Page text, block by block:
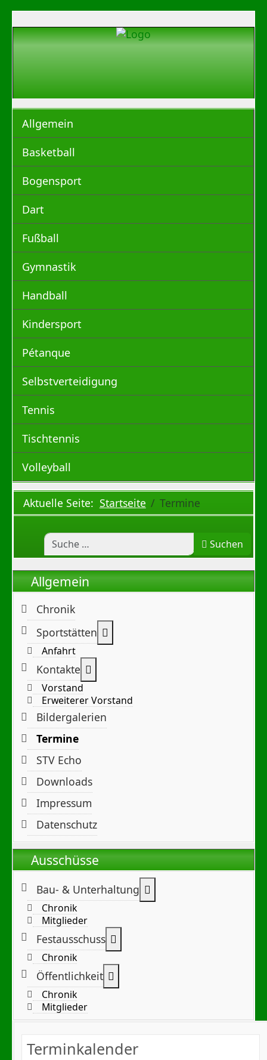
Allgemein
Basketball
Bogensport
Dart
Fußball
Gymnastik
Handball
Kindersport
Pétanque
Selbstverteidigung
Tennis
Tischtennis
Volleyball
Aktuelle Seite: Startseite Termine
Suchen
Allgemein
Chronik
Sportstätten
Anfahrt
Kontakte
Vorstand
Erweiterer Vorstand
Bildergalerien
Termine
STV Echo
Downloads
Impressum
Datenschutz
Ausschüsse
Bau- & Unterhaltung
Chronik
Mitglieder
Festausschuss
Chronik
Öffentlichkeit
Chronik
Mitglieder
Terminkalender